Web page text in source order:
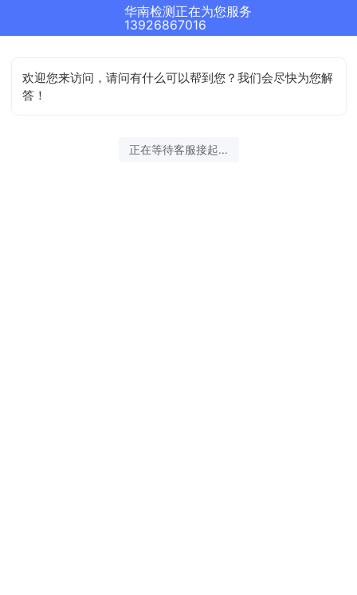
华南检测正在为您服务
13926867016
欢迎您来访问，请问有什么可以帮到您？我们会尽快为您解
答！
正在等待客服接起...